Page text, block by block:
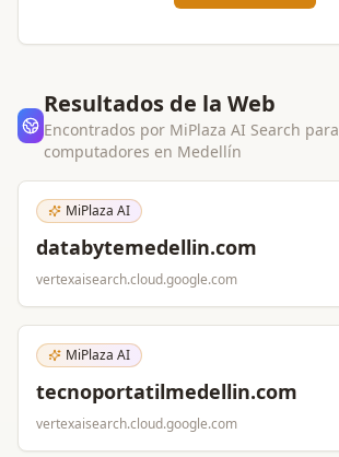
Resultados de la Web
Encontrados por MiPlaza AI Search para
computadores en Medellín
MiPlaza AI
databytemedellin.com
vertexaisearch.cloud.google.com
MiPlaza AI
tecnoportatilmedellin.com
vertexaisearch.cloud.google.com